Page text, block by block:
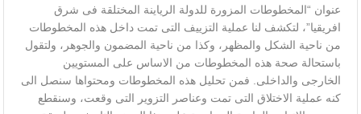
عنوان “المخطوطات المزورة للدولة الرياينة المختلقة فى شرق
افريقيا”، لتكشف لنا عملية التزييف التى تمت داخل هذه المخطوطات
من ناحية الشكل والمظهر، وكذا من ناحية المضمون والجوهر، ولتقول
باستحالة صحة هذه المخطوطات من الاساس على المستويين
الخارجى والداخلى. فمن تحليل هذه المخطوطات ومحتواها سنصل الى
كنه عملية الاختلاق التى تمت وعناصر التزوير التى وقعت، وسنقطع